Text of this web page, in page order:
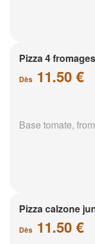
Pizza 4
Dès 11.50 €
Base tomate,
Pizza calzone
Dès 11.50 €